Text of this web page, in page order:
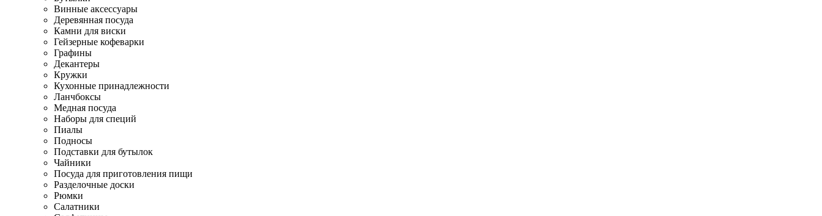
Винные аксессуары
Деревянная посуда
Камни для виски
Гейзерные кофеварки
Графины
Декантеры
Кружки
Кухонные принадлежности
Ланчбоксы
Медная посуда
Наборы для специй
Пиалы
Подносы
Подставки для бутылок
Чайники
Посуда для приготовления пищи
Разделочные доски
Рюмки
Салатники